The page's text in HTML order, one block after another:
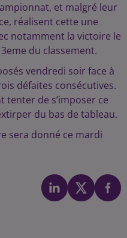
et malgré leur
réalisent cette une
notamment la victoire le
du classement.
vendredi soir face à
défaites consécutives.
tenter de s’imposer ce
du bas de tableau.
sera donné ce mardi